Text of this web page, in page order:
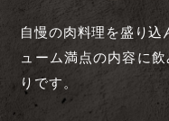
自慢の肉料理を盛り込
ューム満点の内容に
りです。